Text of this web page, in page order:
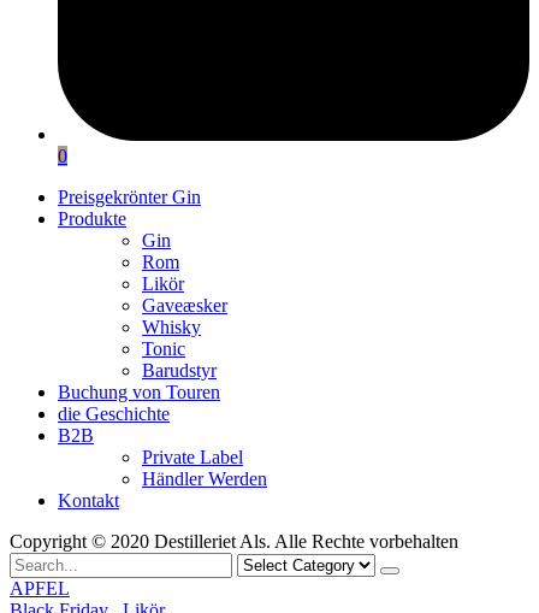
0
Preisgekrönter Gin
Produkte
Gin
Rom
Likör
Gaveæsker
Whisky
Tonic
Barudstyr
Buchung von Touren
die Geschichte
B2B
Private Label
Händler Werden
Kontakt
Copyright © 2020 Destilleriet Als. Alle Rechte vorbehalten
Search
for
APFEL